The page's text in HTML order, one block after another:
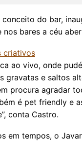
do bar,
nos bares a céu
criativos
ao vivo, onde
gravatas e saltos
procura agradar
é pet friendly e
conta Castro.
em tempos, o